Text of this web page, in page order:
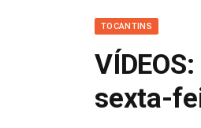
TOCANTINS
sexta-